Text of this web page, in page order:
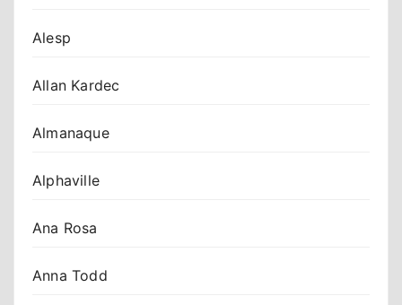
Alesp
Allan Kardec
Almanaque
Alphaville
Ana Rosa
Anna Todd